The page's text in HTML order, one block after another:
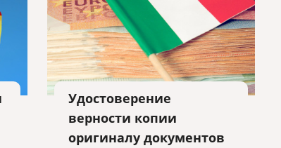
Удостоверение
верности копии
оригиналу документов